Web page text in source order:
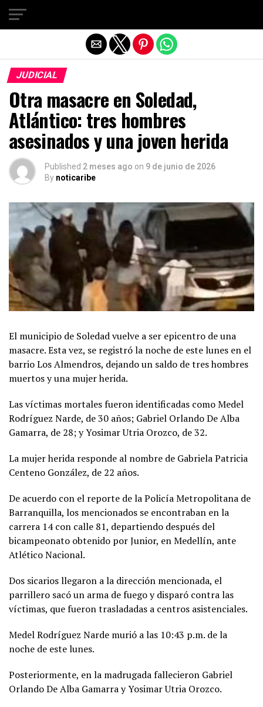
JUDICIAL
Otra masacre en Soledad,
Atlántico: tres hombres
asesinados y una joven herida
Published 2 meses ago on 9 de junio de 2026
By noticaribe
El municipio de Soledad vuelve a ser epicentro de una
masacre. Esta vez, se registró la noche de este lunes en el
barrio Los Almendros, dejando un saldo de tres hombres
muertos y una mujer herida.
Las víctimas mortales fueron identificadas como Medel
Rodríguez Narde, de 30 años; Gabriel Orlando De Alba
Gamarra, de 28; y Yosimar Utria Orozco, de 32.
La mujer herida responde al nombre de Gabriela Patricia
Centeno González, de 22 años.
De acuerdo con el reporte de la Policía Metropolitana de
Barranquilla, los mencionados se encontraban en la
carrera 14 con calle 81, departiendo después del
bicampeonato obtenido por Junior, en Medellín, ante
Atlético Nacional.
Dos sicarios llegaron a la dirección mencionada, el
parrillero sacó un arma de fuego y disparó contra las
víctimas, que fueron trasladadas a centros asistenciales.
Medel Rodríguez Narde murió a las 10:43 p.m. de la
noche de este lunes.
Posteriormente, en la madrugada fallecieron Gabriel
Orlando De Alba Gamarra y Yosimar Utria Orozco.